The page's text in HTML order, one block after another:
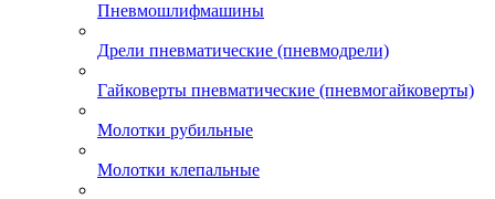
Пневмошлифмашины
Дрели пневматические (пневмодрели)
Гайковерты пневматические (пневмогайковерты)
Молотки рубильные
Молотки клепальные